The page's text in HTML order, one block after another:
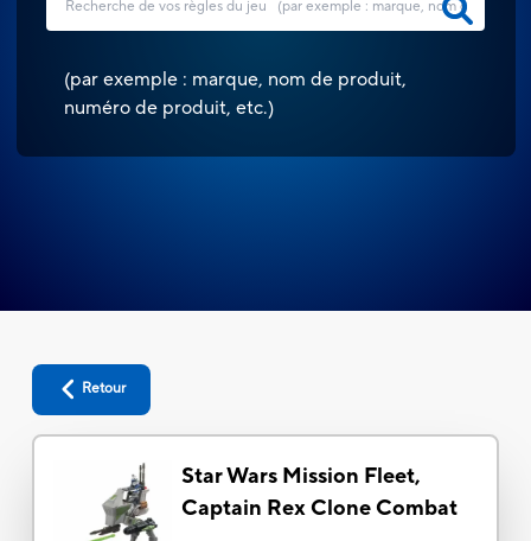
(par exemple : marque, nom de produit,
numéro de produit, etc.)
Retour
Star Wars Mission Fleet,
Captain Rex Clone Combat